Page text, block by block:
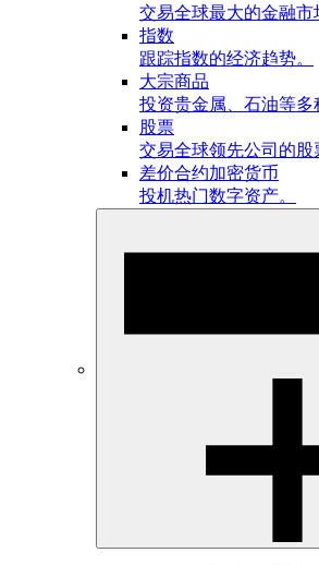
交易全球最大的金融市
指数
跟踪指数的经济趋势。
大宗商品
投资贵金属、石油等多
股票
交易全球领先公司的股
差价合约加密货币
投机热门数字资产。